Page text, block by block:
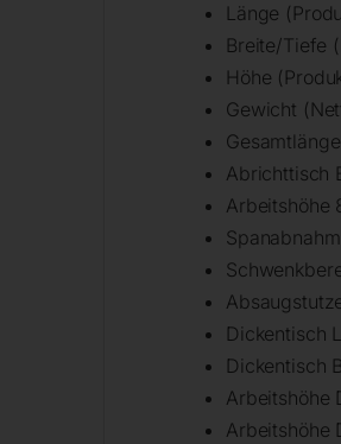
Länge
Breite/Tiefe
Höhe
Gewicht
Abrichttisch
Arbeitshöhe
Dickentisch
Dickentisch
Arbeitshöhe
Arbeitshöhe